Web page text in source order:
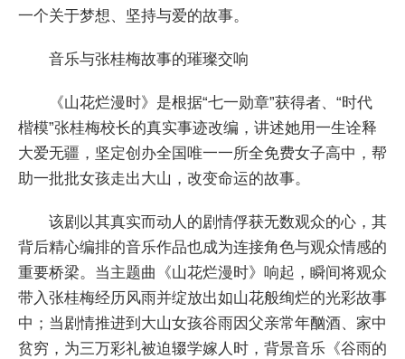
一个关于梦想、坚持与爱的故事。
音乐与张桂梅故事的璀璨交响
《山花烂漫时》是根据“七一勋章”获得者、“时代
楷模”张桂梅校长的真实事迹改编，讲述她用一生诠释
大爱无疆，坚定创办全国唯一一所全免费女子高中，帮
助一批批女孩走出大山，改变命运的故事。
该剧以其真实而动人的剧情俘获无数观众的心，其
背后精心编排的音乐作品也成为连接角色与观众情感的
重要桥梁。当主题曲《山花烂漫时》响起，瞬间将观众
带入张桂梅经历风雨并绽放出如山花般绚烂的光彩故事
中；当剧情推进到大山女孩谷雨因父亲常年酗酒、家中
贫穷，为三万彩礼被迫辍学嫁人时，背景音乐《谷雨的